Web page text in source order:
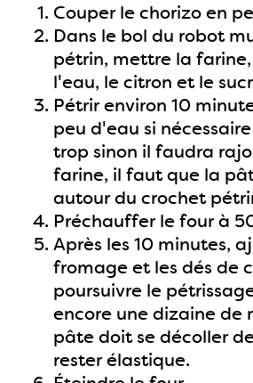
Couper le chorizo en
Dans le bol du robot
pétrin, mettre la
l'eau, le citron et le
Pétrir environ 10
peu d'eau si
trop sinon il faudra
farine, il faut que la
autour du crochet
Préchauffer le four à
Après les 10 minutes,
fromage et les dés de
poursuivre le
encore une dizaine de
pâte doit se décoller
rester élastique.